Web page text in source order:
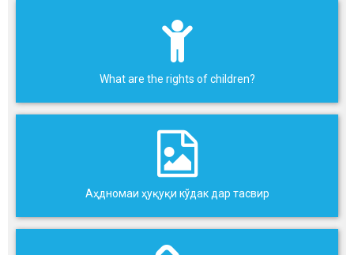
What are the rights of children?
Аҳдномаи ҳуқуқи кўдак дар тасвир